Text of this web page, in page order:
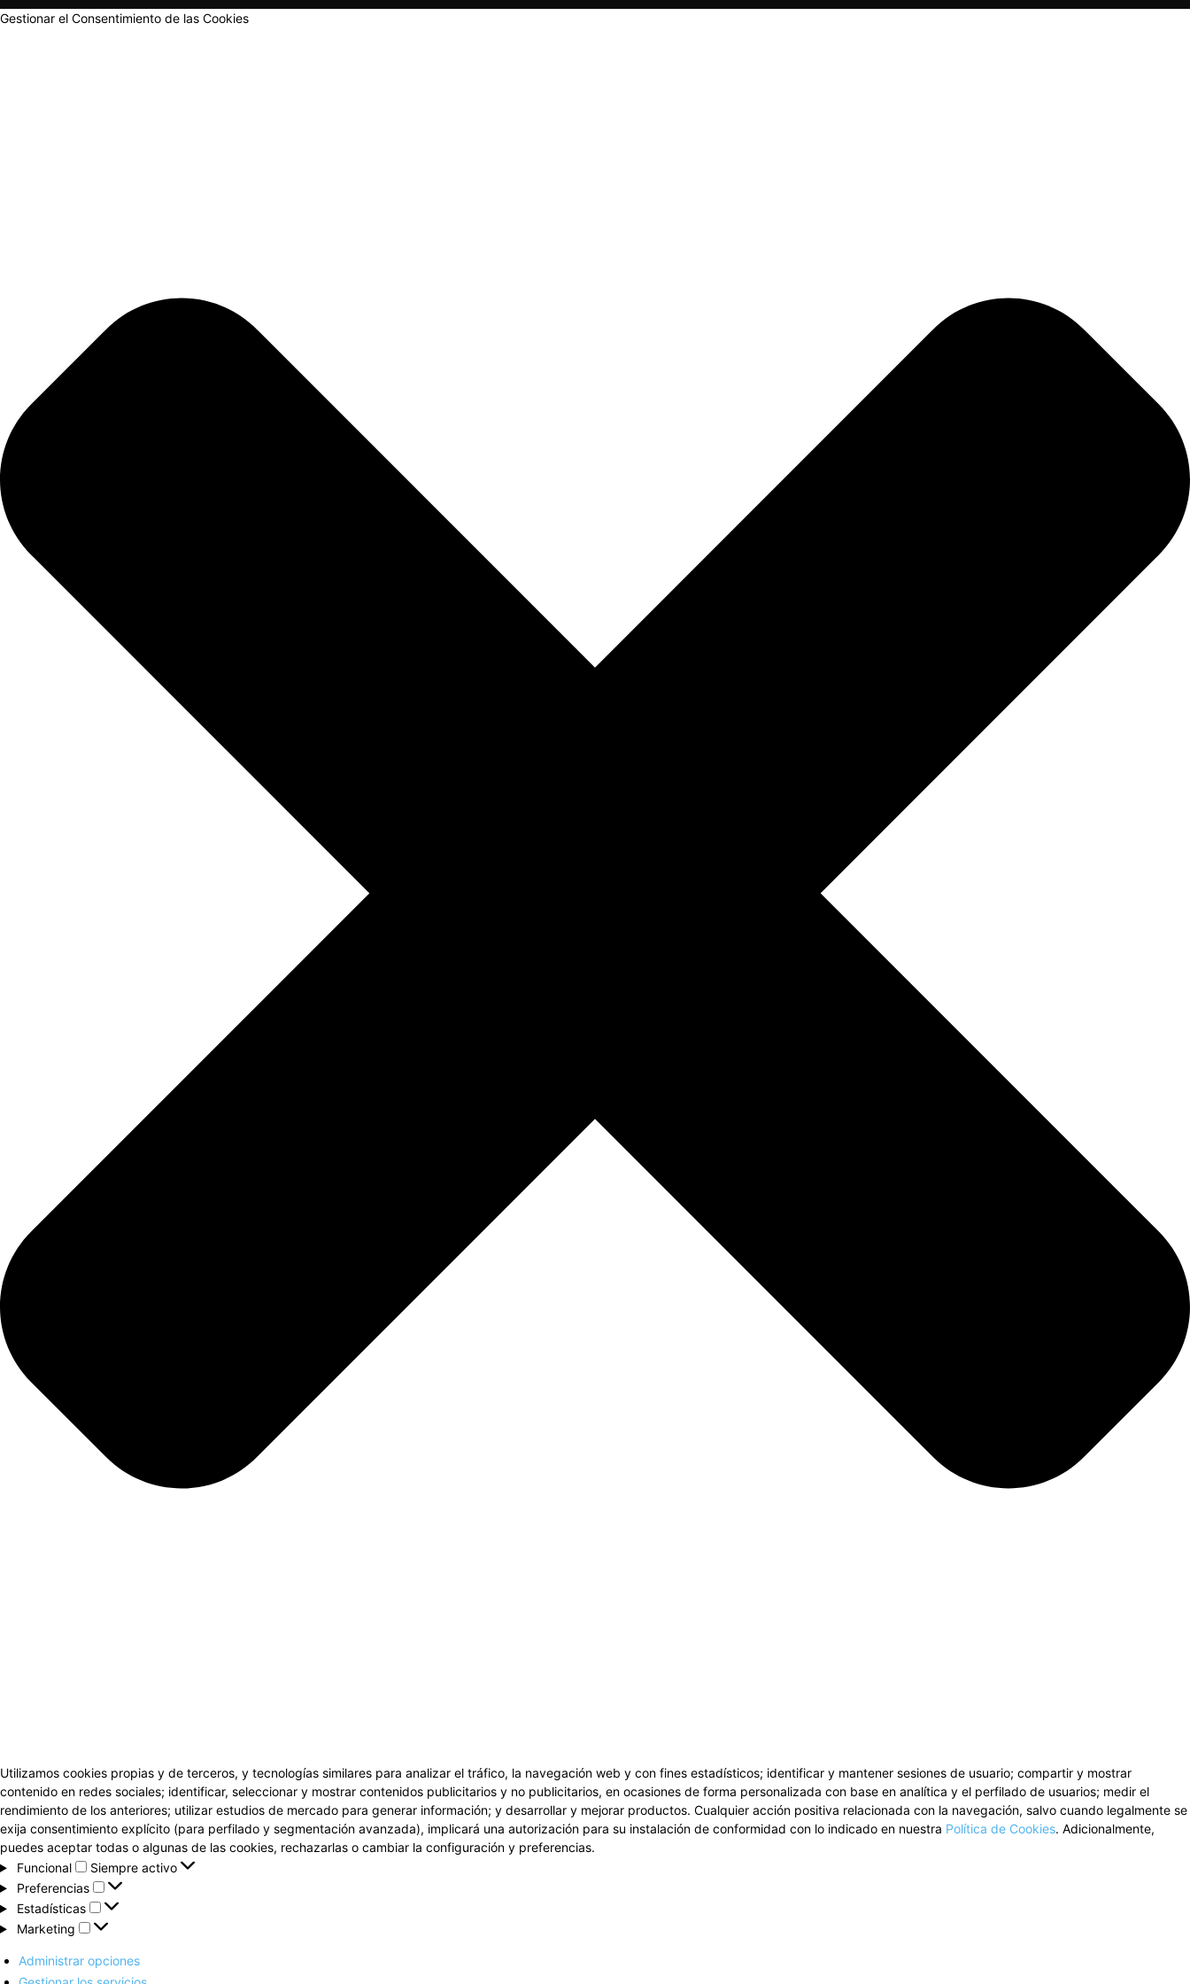
Gestionar el Consentimiento de las Cookies
Utilizamos cookies propias y de terceros, y tecnologías similares para analizar el tráfico, la navegación web y con fines estadísticos; identificar y mantener sesiones de usuario; compartir y mostrar
contenido en redes sociales; identificar, seleccionar y mostrar contenidos publicitarios y no publicitarios, en ocasiones de forma personalizada con base en analítica y el perfilado de usuarios; medir el
rendimiento de los anteriores; utilizar estudios de mercado para generar información; y desarrollar y mejorar productos. Cualquier acción positiva relacionada con la navegación, salvo cuando legalmente se
exija consentimiento explícito (para perfilado y segmentación avanzada), implicará una autorización para su instalación de conformidad con lo indicado en nuestra Política de Cookies. Adicionalmente,
puedes aceptar todas o algunas de las cookies, rechazarlas o cambiar la configuración y preferencias.
Funcional
Funcional
Siempre activo
Preferencias
Preferencias
Estadísticas
Estadísticas
Marketing
Marketing
Administrar opciones